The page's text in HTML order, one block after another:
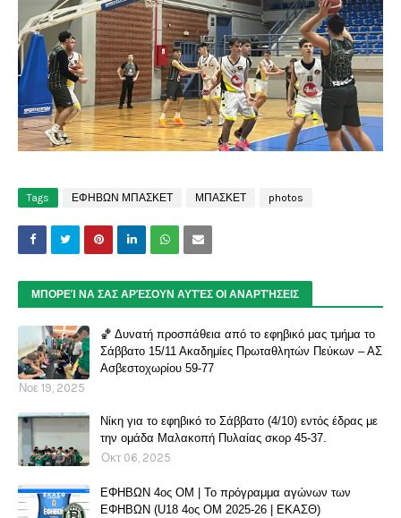
Tags ΕΦΗΒΩΝ ΜΠΑΣΚΕΤ ΜΠΑΣΚΕΤ photos
ΜΠΟΡΕΊ ΝΑ ΣΑΣ ΑΡΈΣΟΥΝ ΑΥΤΈΣ ΟΙ ΑΝΑΡΤΉΣΕΙΣ
🏀 Δυνατή προσπάθεια από το εφηβικό μας τμήμα το
Σάββατο 15/11 Ακαδημίες Πρωταθλητών Πεύκων – ΑΣ
Ασβεστοχωρίου 59-77
Νοε 19, 2025
Νίκη για το εφηβικό το Σάββατο (4/10) εντός έδρας με
την ομάδα Μαλακοπή Πυλαίας σκορ 45-37.
Οκτ 06, 2025
ΕΦΗΒΩΝ 4ος ΟΜ | Το πρόγραμμα αγώνων των
ΕΦΗΒΩΝ (U18 4ος ΟΜ 2025-26 | ΕΚΑΣΘ)